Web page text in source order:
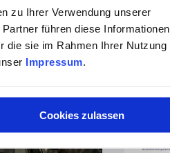
zu Ihrer Verwendung unserer
führen diese Informationen
die sie im Rahmen Ihrer Nutzung
Impressum.
Cookies zulassen